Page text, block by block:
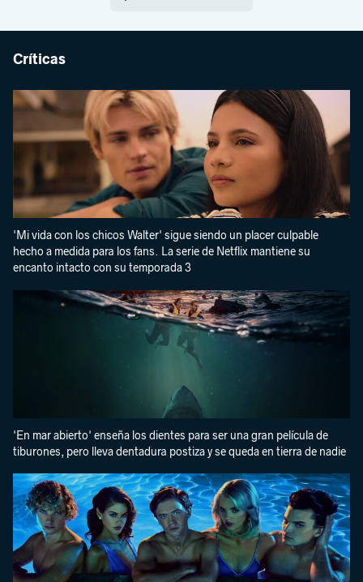
Críticas
'Mi vida con los chicos Walter' sigue siendo un placer culpable
hecho a medida para los fans. La serie de Netflix mantiene su
encanto intacto con su temporada 3
'En mar abierto' enseña los dientes para ser una gran película de
tiburones, pero lleva dentadura postiza y se queda en tierra de nadie